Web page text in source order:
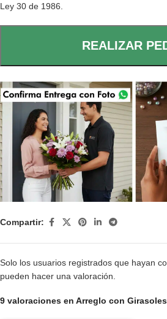
Ley 30 de 1986.
REALIZAR
Compartir:
9 valoraciones en Arreglo con
Solo los usuarios registrados que hayan
pueden hacer una valoración.